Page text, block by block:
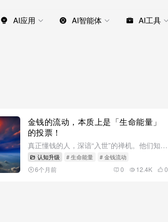
AI应用 AI智能体 AI工具
金钱的流动，本质上是「生命能量」
的投票！
真正懂钱的人，深谙“入世”的禅机。他们知道，在这个物质世界里，金钱是生命力的延伸。 去创造价值，去解决问题，去产出内容，本质上都是在向世界展示自己的生命状态。当这种状态是充盈、稳定且富有张力时，金钱的...
认知升级 # 生命能量 # 金钱流动
6个月前 0 12.4K 0